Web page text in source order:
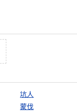
坑人
蒙伐